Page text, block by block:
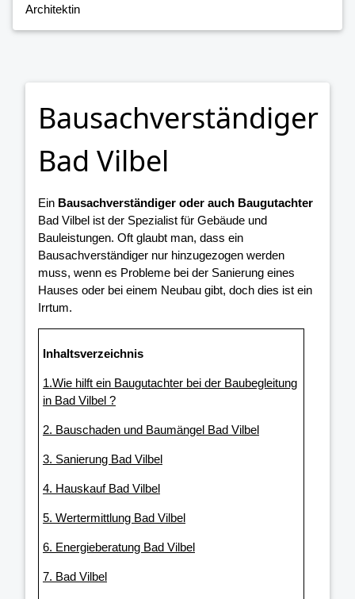
Architektin
Bausachverständiger
Bad Vilbel
Ein Bausachverständiger oder auch Baugutachter
Bad Vilbel ist der Spezialist für Gebäude und
Bauleistungen. Oft glaubt man, dass ein
Bausachverständiger nur hinzugezogen werden
muss, wenn es Probleme bei der Sanierung eines
Hauses oder bei einem Neubau gibt, doch dies ist ein
Irrtum.
Inhaltsverzeichnis
1.Wie hilft ein Baugutachter bei der Baubegleitung
in Bad Vilbel ?
2. Bauschaden und Baumängel Bad Vilbel
3. Sanierung Bad Vilbel
4. Hauskauf Bad Vilbel
5. Wertermittlung Bad Vilbel
6. Energieberatung Bad Vilbel
7. Bad Vilbel